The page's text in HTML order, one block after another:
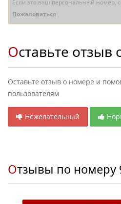
Если это ваш персональный номер,
Пожаловаться
Оставьте
Оставьте отзыв о номере и
пользователям
Нежелательный
Отзывы по номеру